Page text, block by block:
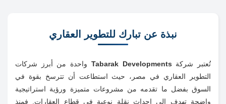
نبذة عن تبارك للتطوير العقاري
تُعتبر شركة
واحدة من أبرز شركات
التطوير العقاري في مصر، حيث استطاعت أن تترسخ بقوة في
السوق بفضل ما تقدمه من مشروعات متميزة ورؤية استراتيجية
واضحة تهدف إلى إحداث نقلة نوعية في قطاع العقارات. فمنذ